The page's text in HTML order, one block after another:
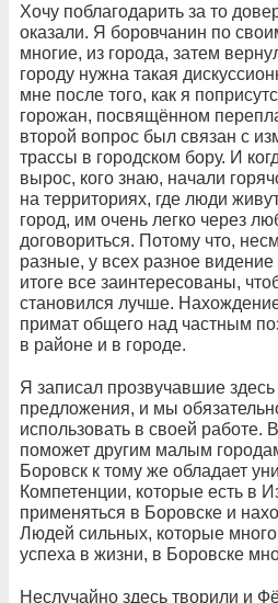
Хочу поблагодарить за то
оказали. Я боровчанин по
многие, из города, затем
городу нужна такая
мне после того, как я
горожан, посвящённом
второй вопрос был связан с
трассы в городском бору. И
вырос, кого знаю, начали
на территориях, где люди
город, им очень легко через
договориться. Потому что,
разные, у всех разное
итоге все заинтересованы,
становился лучше.
примат общего над частным
в районе и в городе.
Я записал прозвучавшие
предложения, и мы
использовать в своей работе.
поможет другим малым
Боровск к тому же обладает
Компетенции, которые есть в
применяться в Боровске и
Людей сильных, которые
успеха в жизни, в Боровске
Неслучайно здесь творили и